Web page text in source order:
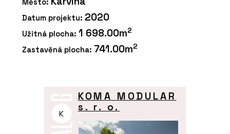
Město:
Datum projektu: 2020
Užitná plocha: 1 698.00m2
Zastavěná plocha: 741.00m2
K
KOMA MODULAR
s. r. o.